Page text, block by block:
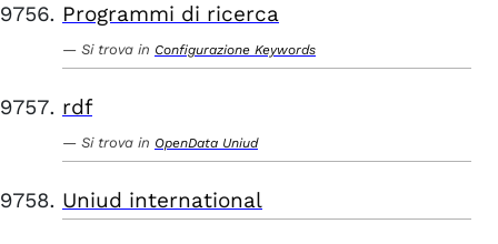
Programmi di ricerca
Si trova in Configurazione Keywords
rdf
Si trova in OpenData Uniud
Uniud international